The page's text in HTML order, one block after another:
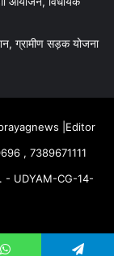
ग्रामीण सड़क योजना
|Editor
, 7389671111
- UDYAM-CG-14-